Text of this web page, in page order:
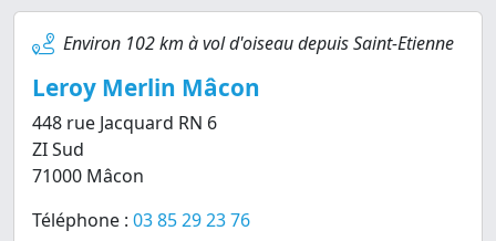
Environ 102 km à vol d'oiseau depuis Saint-Etienne
Leroy Merlin Mâcon
448 rue Jacquard RN 6
ZI Sud
71000 Mâcon
Téléphone : 03 85 29 23 76